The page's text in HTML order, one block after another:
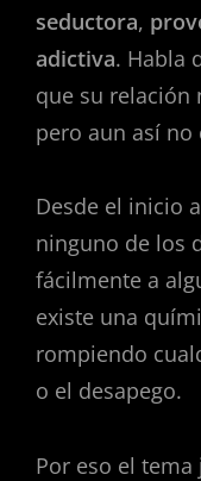
seductora,
adictiva. Habla
que su relación
pero aun así no
Desde el inicio
ninguno de los
fácilmente a
existe una
rompiendo
o el desapego.
Por eso el